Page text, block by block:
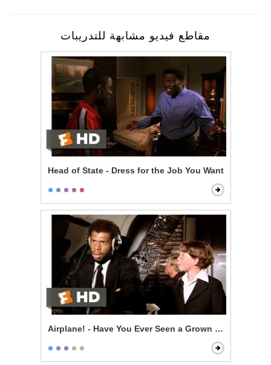
مقاطع فيديو مشابهة للتدريبات
Head of State - Dress for the Job You Want
Airplane! - Have You Ever Seen a Grown Man Naked?